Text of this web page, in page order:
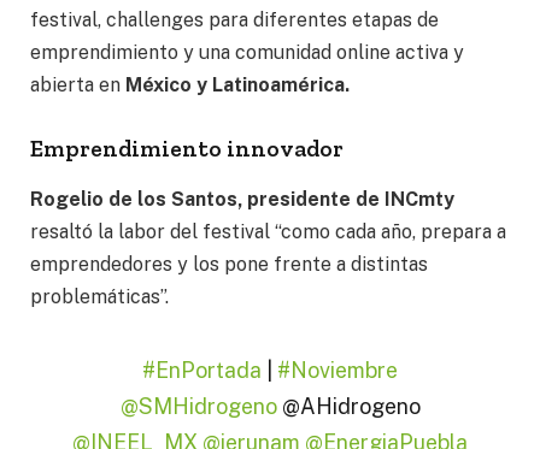
festival, challenges para diferentes etapas de
emprendimiento y una comunidad online activa y
abierta en México y Latinoamérica.
Emprendimiento innovador
Rogelio de los Santos, presidente de INCmty
resaltó la labor del festival “como cada año, prepara a
emprendedores y los pone frente a distintas
problemáticas”.
#EnPortada
#Noviembre
@SMHidrogeno@AHidrogeno
@INEEL_MX @ierunam @EnergiaPuebla